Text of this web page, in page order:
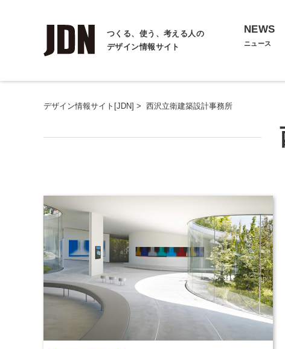
つくる、使う、考える人の
デザイン情報サイト
NEWS
ニュース
デザイン情報サイト[JDN] > 西沢立衛建築設計事務所